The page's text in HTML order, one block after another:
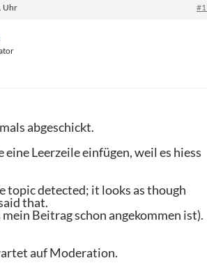
Uhr
abgeschickt.
eine Leerzeile einfügen, weil es hiess
topic detected; it looks as though
that.
mein Beitrag schon angekommen ist).
auf Moderation.